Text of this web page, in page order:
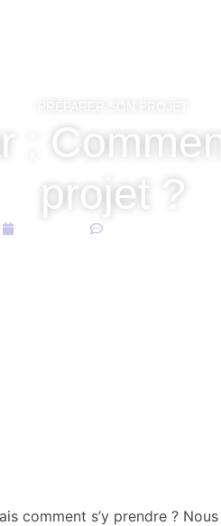
:
projet ?
comment s’y prendre ?